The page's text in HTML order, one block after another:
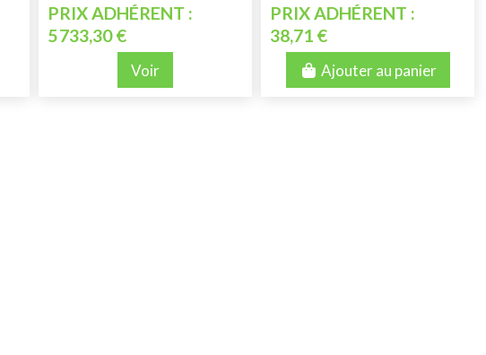
PRIX ADHÉRENT :
5 733,30 €
Voir
PRIX ADHÉRENT :
38,71 €
Ajouter au panier